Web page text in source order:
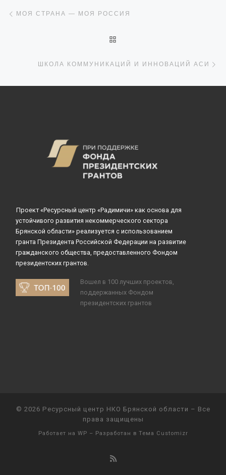
Навигация по записям
МОЯ СТРАНА — МОЯ РОССИЯ
ШКОЛА КОММУНИКАЦИЙ И ИННОВАЦИЙ АСИ
Проект «Ресурсный центр «Радимичи» как основа для
устойчивого развития некоммерческого сектора
Брянской области» реализуется с использованием
гранта Президента Российской Федерации на развитие
гражданского общества, предоставленного Фондом
президентских грантов.
Вошел в 100 лучших проектов,
поддержанных Фондом
президентских грантов
© 2026 Ресурсный центр НКО Брянской области – Все
права защищены
Работает на WP – Разработан в Тема Customizr